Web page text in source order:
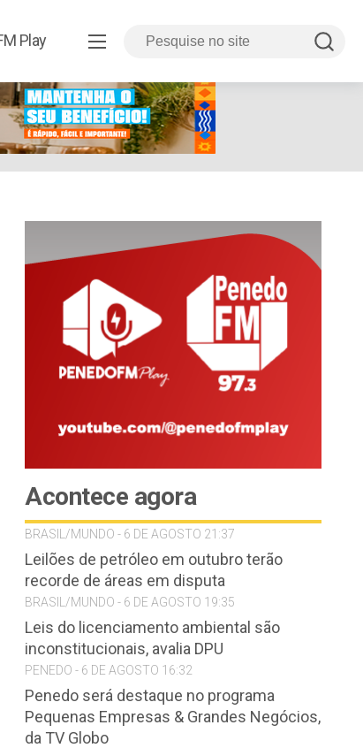
Play
Acontece agora
BRASIL/MUNDO - 6 DE AGOSTO 21:37
Leilões de petróleo em outubro terão
recorde de áreas em disputa
BRASIL/MUNDO - 6 DE AGOSTO 19:35
Leis do licenciamento ambiental são
inconstitucionais, avalia DPU
PENEDO - 6 DE AGOSTO 16:32
Penedo será destaque no programa
Pequenas Empresas & Grandes Negócios,
da TV Globo